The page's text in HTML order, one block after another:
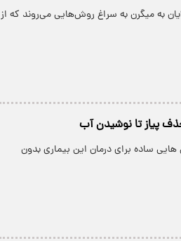
به میگرن به سراغ روش‌هایی می‌روند که از
پیاز تا نوشیدن آب
ساده برای درمان این بیماری بدون